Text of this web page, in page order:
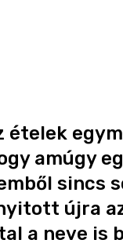
ételek
amúgy
sincs
újra
a neve is